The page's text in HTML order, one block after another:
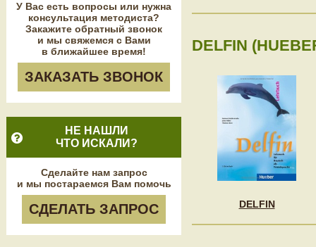
У Вас есть вопросы или нужна
консультация методиста?
Закажите обратный звонок
и мы свяжемся с Вами
в ближайшее время!
ЗАКАЗАТЬ ЗВОНОК
НЕ НАШЛИ
ЧТО ИСКАЛИ?
Сделайте нам запрос
и мы постараемся Вам помочь
СДЕЛАТЬ ЗАПРОС
DELFIN
DELFIN